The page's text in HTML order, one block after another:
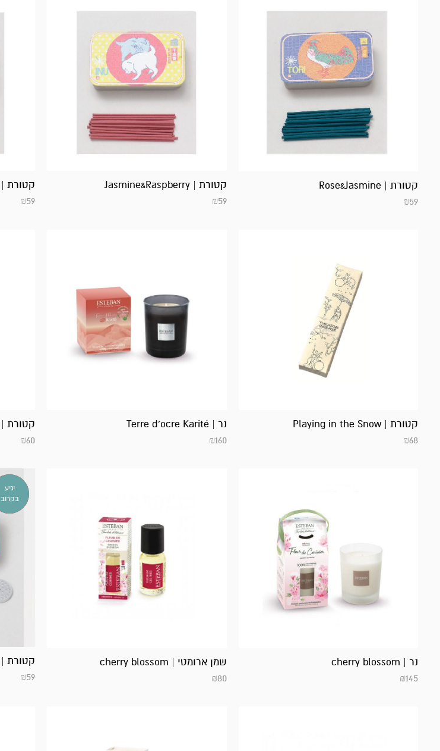
קטורת | Rose&Jasmine
₪59
קטורת | Jasmine&Raspberry
₪59
קטורת | mint & musk
₪59
קטורת | Playing in the Snow
₪68
נר | Terre d’ocre Karité
₪160
קטורת | Terre d’ocre Karité
₪60
נר | cherry blossom
₪145
שמן ארומטי | cherry blossom
₪80
יגיע
בקרוב
אזל
במלאי!
קטורת | matcha & rose
₪59